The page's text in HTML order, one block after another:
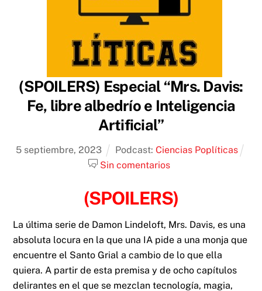
(SPOILERS) Especial “Mrs. Davis:
Fe, libre albedrío e Inteligencia
Artificial”
5 septiembre, 2023 Podcast: Ciencias Poplíticas
Sin comentarios
(SPOILERS)
La última serie de Damon Lindeloft, Mrs. Davis, es una
absoluta locura en la que una IA pide a una monja que
encuentre el Santo Grial a cambio de lo que ella
quiera. A partir de esta premisa y de ocho capítulos
delirantes en el que se mezclan tecnología, magia,